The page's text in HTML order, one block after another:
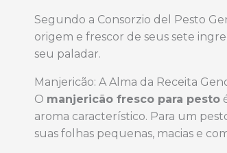
Segundo a Consorzio del Pesto
origem e frescor de seus sete
seu paladar.
Manjericão: A Alma da Receita
O manjericão fresco para pesto
aroma característico. Para um
suas folhas pequenas, macias e